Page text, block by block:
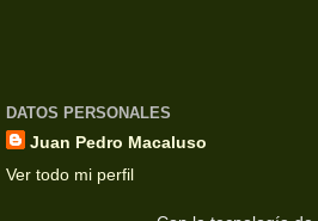
DATOS PERSONALES
Juan Pedro Macaluso
Ver todo mi perfil